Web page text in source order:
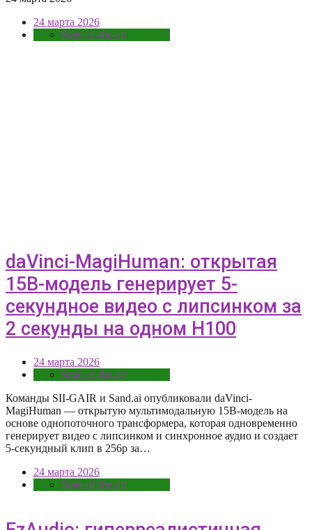
24 марта 2026
State-of-the-art
daVinci-MagiHuman: открытая
15B-модель генерирует 5-
секундное видео с липсинком за
2 секунды на одном H100
24 марта 2026
State-of-the-art
Команды SII-GAIR и Sand.ai опубликовали daVinci-
MagiHuman — открытую мультимодальную 15B-модель на
основе однопоточного трансформера, которая одновременно
генерирует видео с липсинком и синхронное аудио и создает
5-секундный клип в 256p за…
24 марта 2026
State-of-the-art